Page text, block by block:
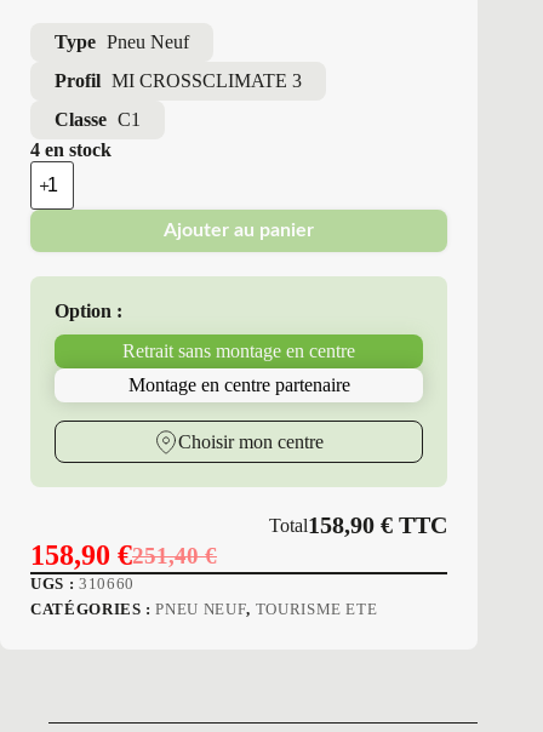
Type Pneu Neuf
Profil MI CROSSCLIMATE 3
Classe C1
4 en stock
quantité
de
Michelin
Pneus
Neufs
Saisons
215/45R18
CROSSCLIMATE
Ajouter au panier
Option :
Retrait sans montage en centre
Montage en centre partenaire
Choisir mon centre
Total158,90€ TTC
251,40€
Le
prix
158,90 €
Le
prix
UGS : 310660
CATÉGORIES :PNEU NEUF, TOURISME ETE